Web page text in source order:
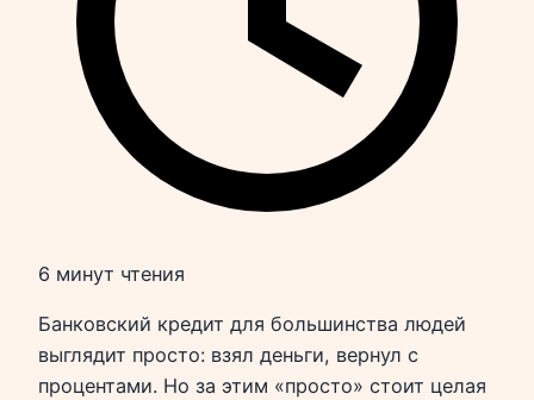
6 минут чтения
Банковский кредит для большинства людей
выглядит просто: взял деньги, вернул с
процентами. Но за этим «просто» стоит целая